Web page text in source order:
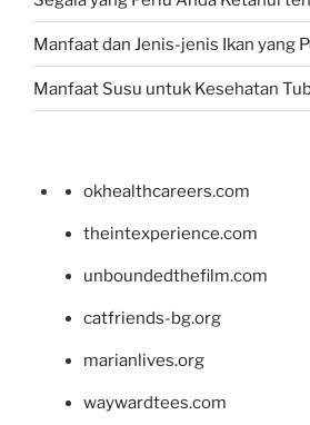
Manfaat dan Jenis-jenis Ikan yang
Manfaat Susu untuk Kesehatan
okhealthcareers.com
theintexperience.com
unboundedthefilm.com
catfriends-bg.org
marianlives.org
waywardtees.com